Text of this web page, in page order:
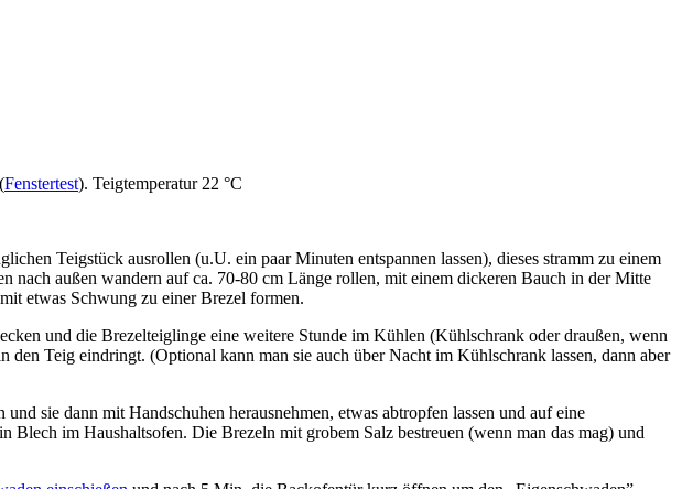
Fenstertest). Teigtemperatur 22 °C
Teigstück ausrollen (u.U. ein paar Minuten entspannen lassen), dieses stramm zu einem
außen wandern auf ca. 70-80 cm Länge rollen, mit einem dickeren Bauch in der Mitte
etwas Schwung zu einer Brezel formen.
und die Brezelteiglinge eine weitere Stunde im Kühlen (Kühlschrank oder draußen, wenn
Teig eindringt. (Optional kann man sie auch über Nacht im Kühlschrank lassen, dann aber
sie dann mit Handschuhen herausnehmen, etwas abtropfen lassen und auf eine
Blech im Haushaltsofen. Die Brezeln mit grobem Salz bestreuen (wenn man das mag) und